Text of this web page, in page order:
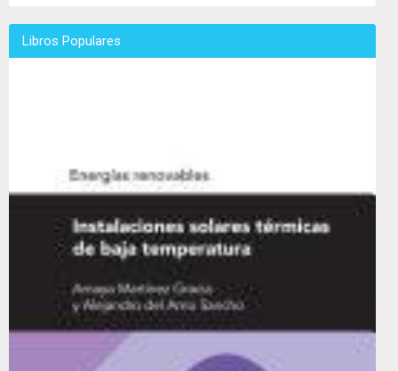
Libros Populares